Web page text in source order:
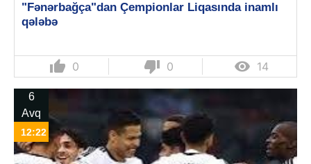
"Fənərbağça"dan Çempionlar Liqasında inamlı
qələbə
thumb_up 0 thumb_down 0  14
6
Avq
12:22